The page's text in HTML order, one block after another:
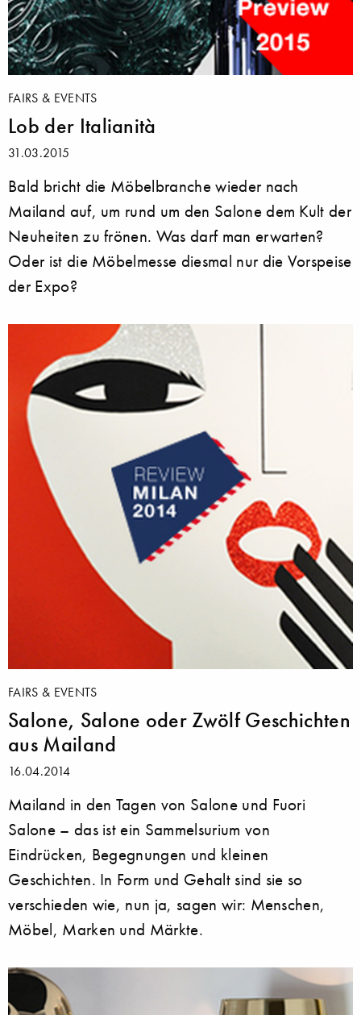
FAIRS & EVENTS
Lob der Italianità
31.03.2015
Bald bricht die Möbelbranche wieder nach
Mailand auf, um rund um den Salone dem Kult der
Neuheiten zu frönen. Was darf man erwarten?
Oder ist die Möbelmesse diesmal nur die Vorspeise
der Expo?
FAIRS & EVENTS
Salone, Salone oder Zwölf Geschichten
aus Mailand
16.04.2014
Mailand in den Tagen von Salone und Fuori
Salone – das ist ein Sammelsurium von
Eindrücken, Begegnungen und kleinen
Geschichten. In Form und Gehalt sind sie so
verschieden wie, nun ja, sagen wir: Menschen,
Möbel, Marken und Märkte.